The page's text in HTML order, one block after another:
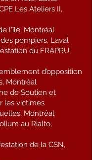
Les Ateliers II,
l'île, Montréal
pompiers, Laval
du FRAPRU,
d’opposition
Montréal
de Soutien et
les victimes
Montréal
au Rialto,
de la CSN,